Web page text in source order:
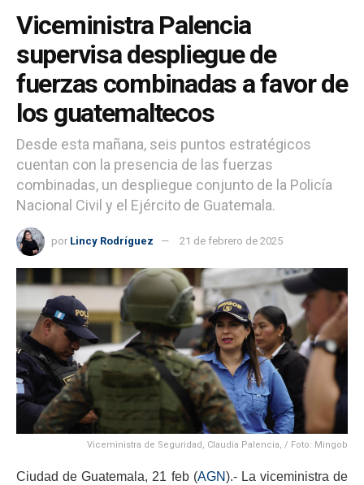
Viceministra Palencia
supervisa despliegue de
fuerzas combinadas a favor de
los guatemaltecos
Desde esta mañana, seis puntos estratégicos
cuentan con la presencia de las fuerzas
combinadas, un despliegue conjunto de la Policía
Nacional Civil y el Ejército de Guatemala.
por Lincy Rodríguez 21 de febrero de 2025
Viceministra de Seguridad, Claudia Palencia, / Foto: Mingob
Ciudad de Guatemala, 21 feb (AGN).- La viceministra de